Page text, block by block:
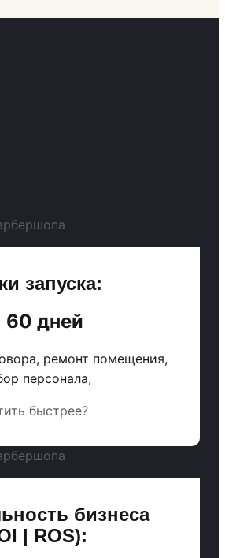
запуска:
60 дней
ремонт помещения,
персонала,
быстрее?
бизнеса
| ROS):